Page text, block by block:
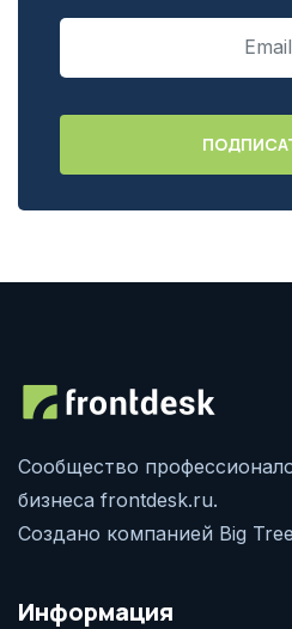
Сообщество
бизнеса frontdesk.ru.
Создано компанией Big
Информация